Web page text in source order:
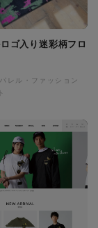
ゴ入り迷彩柄フロ
レル・ファッション